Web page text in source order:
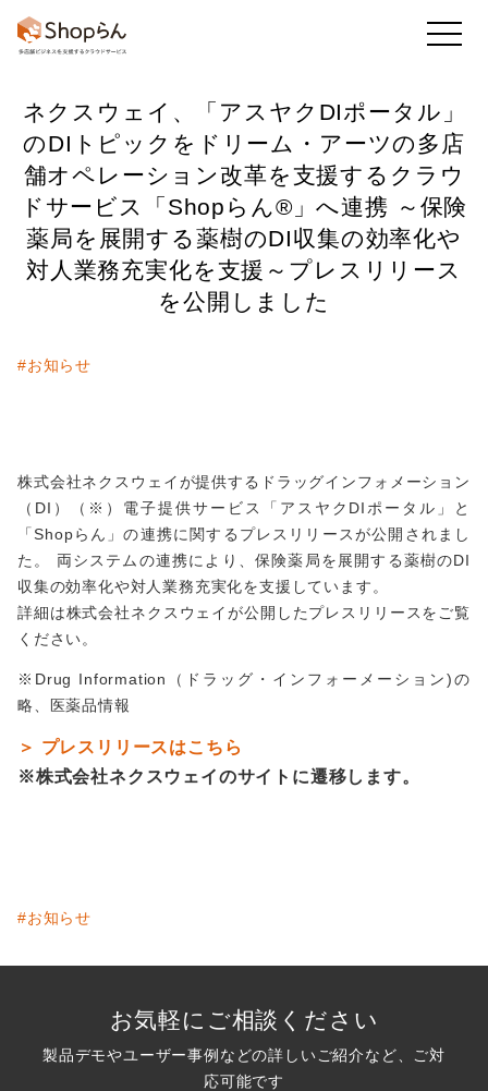
お知らせ 店舗のToDo 回答・アンケート
かんたん集計 既読率・実施率 業務アプリ
ネクスウェイ、「アスヤクDIポータル」
のDIトピックをドリーム・アーツの多店
舗オペレーション改革を支援するクラウ
ドサービス「Shopらん®︎」へ連携 ～保険
薬局を展開する薬樹のDI収集の効率化や
対人業務充実化を支援～ プレスリリース
を公開しました
#お知らせ
株式会社ネクスウェイが提供するドラッグインフォメーション
（DI）（※）電子提供サービス「アスヤクDIポータル」と
「Shopらん」の連携に関するプレスリリースが公開されまし
た。 両システムの連携により、保険薬局を展開する薬樹のDI
収集の効率化や対人業務充実化を支援しています。
詳細は株式会社ネクスウェイが公開したプレスリリースをご覧
ください。
※Drug Information（ドラッグ・インフォーメーション)の
略、医薬品情報
＞ プレスリリースはこちら
※株式会社ネクスウェイのサイトに遷移します。
#お知らせ
お気軽にご相談ください
製品デモやユーザー事例などの詳しいご紹介など、ご対
応可能です